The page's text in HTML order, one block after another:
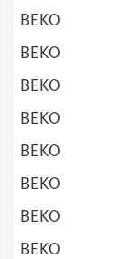
BEKO
BEKO
BEKO
BEKO
BEKO
BEKO
BEKO
BEKO